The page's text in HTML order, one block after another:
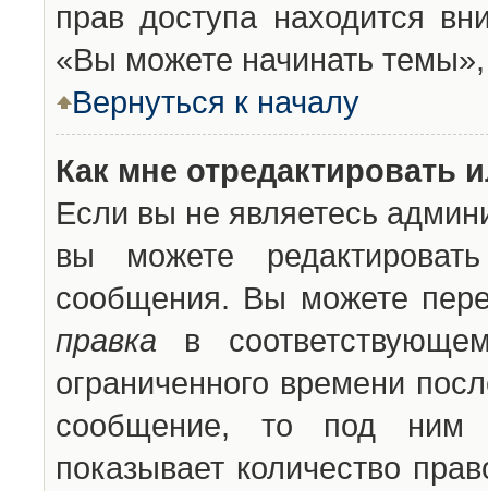
прав доступа находится
«Вы можете начинать
Вернуться к началу
Как мне отредактировать
Если вы не являетесь
вы можете
сообщения. Вы можете
правка в
ограниченного времени
сообщение, то под ним
показывает количество